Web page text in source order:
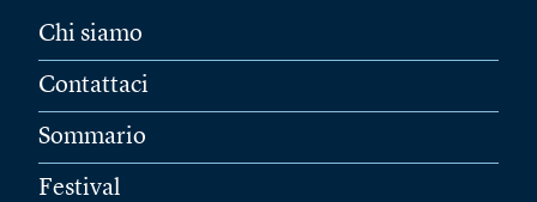
Chi siamo
Contattaci
Sommario
Festival